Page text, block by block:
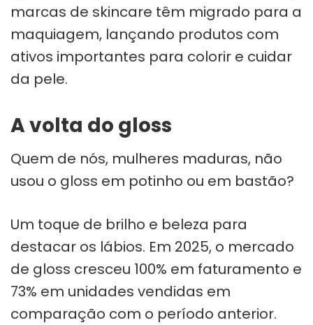
marcas de skincare têm migrado para a
maquiagem, lançando produtos com
ativos importantes para colorir e cuidar
da pele.
A volta do gloss
Quem de nós, mulheres maduras, não
usou o gloss em potinho ou em bastão?
Um toque de brilho e beleza para
destacar os lábios. Em 2025, o mercado
de gloss cresceu 100% em faturamento e
73% em unidades vendidas em
comparação com o período anterior.